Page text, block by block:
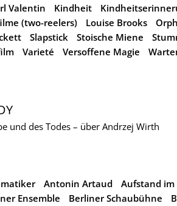
Valentin Kindheit
(two-reelers) Louise Brooks
Slapstick Stoische Miene
Varieté Versoffene Magie
und des Todes – über Andrzej Wirth
Antonin Artaud
Aufstand im
Ensemble Berliner Schaubühne